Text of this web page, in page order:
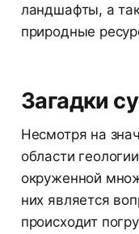
ландшафты, а
природные
Загадки
Несмотря на
области
окруженной
них является
происходит